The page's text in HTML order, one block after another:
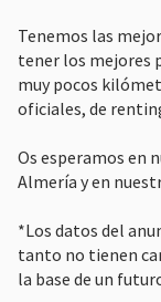
Tenemos las
tener los mejores
muy pocos
oficiales, de
Os esperamos en
Almería y en
*Los datos del
tanto no tienen
la base de un